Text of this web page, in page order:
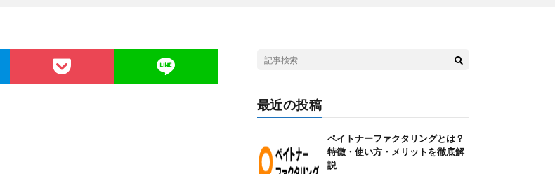
最近の投稿
ペイトナーファクタリングとは？
特徴・使い方・メリットを徹底解
説